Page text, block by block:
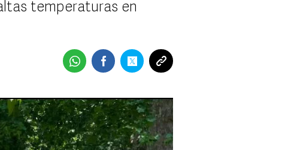
temperaturas en